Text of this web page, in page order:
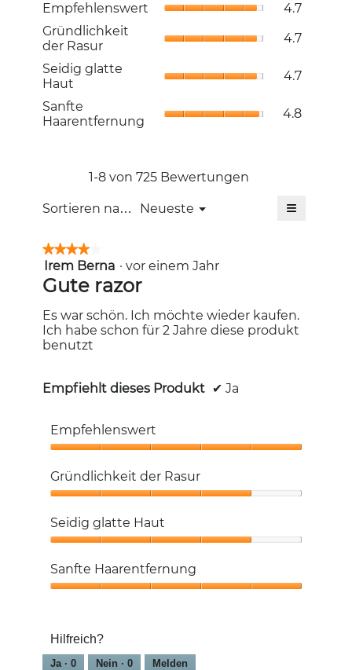
Empfehlenswert 4.7
Gründlichkeit
der Rasur
4.7
Seidig glatte
Haut
4.7
Sanfte
Haarentfernung
4.8
1-8 von 725 Bewertungen
Sortieren nach: Neueste ▼
Menü ≡
der
unten
★★★★★
★★★★★
4
von
5
Sternen.
Irem Berna · vor einem Jahr
Gute razor
Es war schön. Ich möchte wieder kaufen.
Ich habe schon für 2 Jahre diese produkt
benutzt
Empfiehlt dieses Produkt ✔ Ja
Empfehlenswert
5
von
Gründlichkeit der Rasur
der
Rasur,
von
5
Seidig glatte Haut
glatte
Haut,
Sanfte Haarentfernung
von
5
Hilfreich?
Ja · 0 Nein · 0 Melden